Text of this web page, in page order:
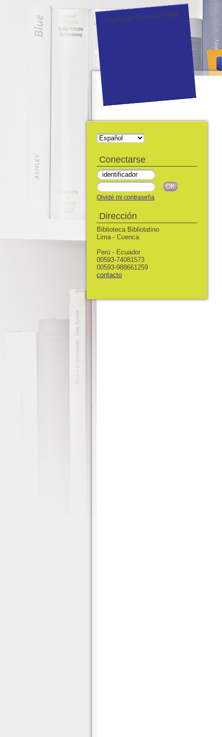
Ingrese al Demo de PMB.
Conectarse
Olvidé mi contraseña
Dirección
Biblioteca Bibliolatino
Lima - Cuenca
Perú - Ecuador
00593-74081573
00593-988661259
contacto